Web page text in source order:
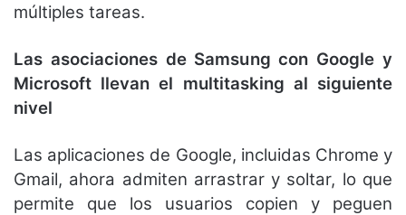
múltiples tareas.
Las asociaciones de Samsung con Google y
Microsoft llevan el multitasking al siguiente
nivel
Las aplicaciones de Google, incluidas Chrome y
Gmail, ahora admiten arrastrar y soltar, lo que
permite que los usuarios copien y peguen